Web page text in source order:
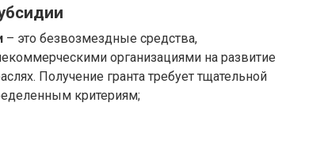
– это безвозмездные средства,
организациями на развитие
Получение гранта требует тщательной
критериям;